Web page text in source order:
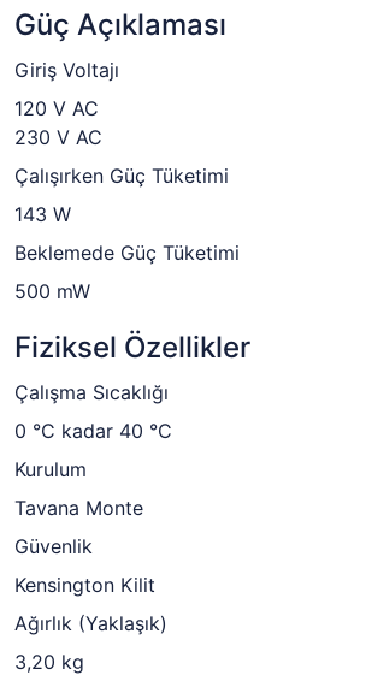
Güç Açıklaması
Giriş Voltajı
120 V AC
230 V AC
Çalışırken Güç Tüketimi
143 W
Beklemede Güç Tüketimi
500 mW
Fiziksel Özellikler
Çalışma Sıcaklığı
0 °C kadar 40 °C
Kurulum
Tavana Monte
Güvenlik
Kensington Kilit
Ağırlık (Yaklaşık)
3,20 kg